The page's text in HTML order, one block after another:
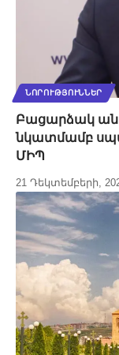
ՆՈՐՈՒԹՅՈՒՆՆԵՐ
Բացարձակ
նկատմամբ
ՄԻՊ
21 Դեկտեմբերի,